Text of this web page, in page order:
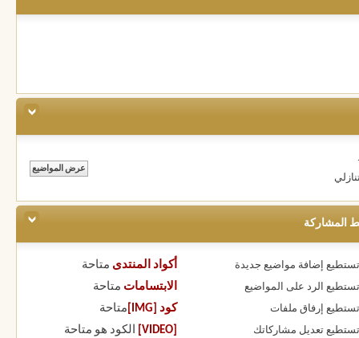
المشاركة
تستطيع إضافة مواضيع جديدة
تستطيع الرد على المواضيع
تستطيع إرفاق ملفات
تستطيع تعديل مشاركاتك
أكواد المنتدى متاحة
الابتسامات متاحة
كود [IMG]
متاحة
الكود هو متاحة